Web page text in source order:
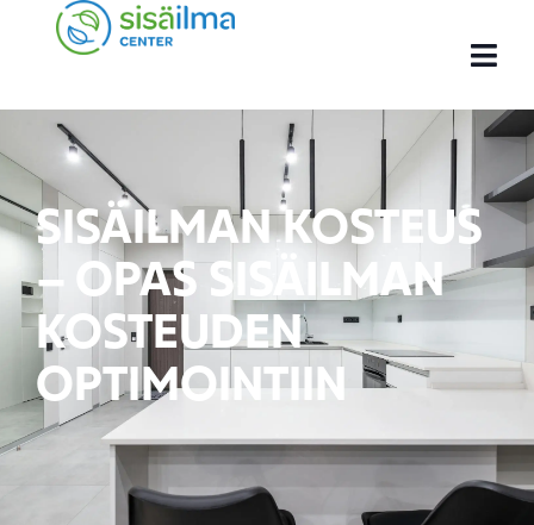
SISÄILMAN KOSTEUS
– OPAS SISÄILMAN
KOSTEUDEN
OPTIMOINTIIN